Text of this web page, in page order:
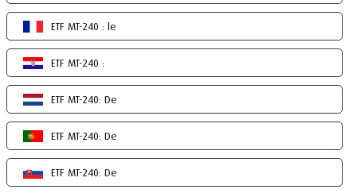
ETF MT-240 : le
ETF MT-240 :
ETF MT-240: De
ETF MT-240: De
ETF MT-240: De